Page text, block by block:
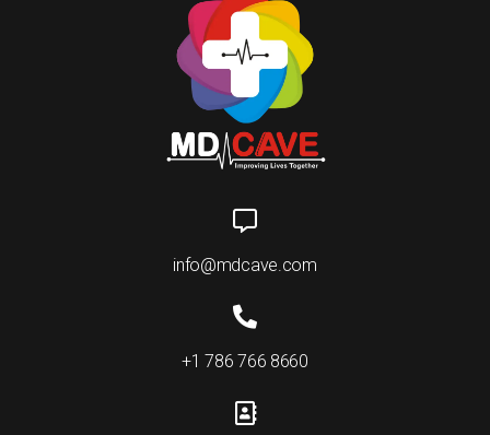
info@mdcave.com
+1 786 766 8660